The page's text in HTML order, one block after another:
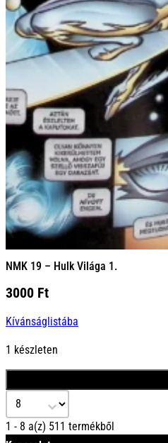
NMK 19 – Hulk Világa 1.
3000 Ft
Kívánságlistába
1 készleten
Select number per page
1 - 8 a(z) 511 termékből